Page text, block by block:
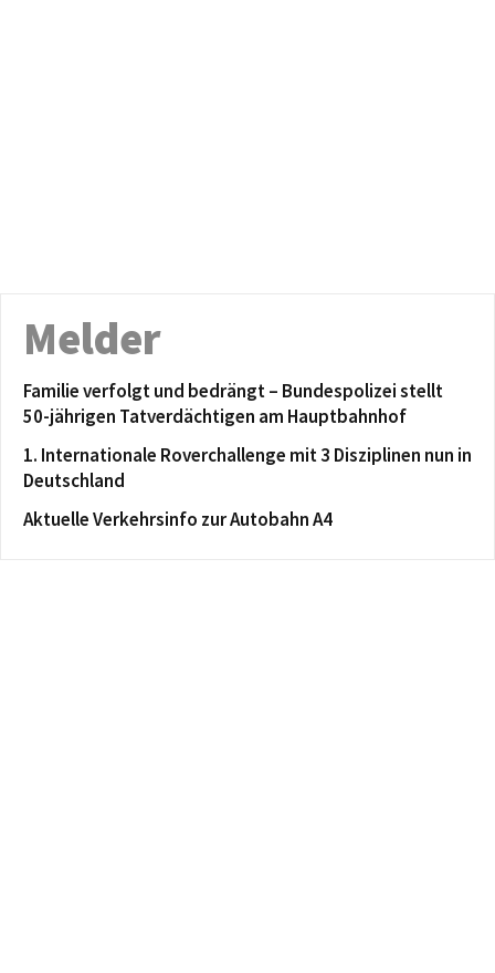
Melder
Familie verfolgt und bedrängt – Bundespolizei stellt
50-jährigen Tatverdächtigen am Hauptbahnhof
1. Internationale Roverchallenge mit 3 Disziplinen nun in
Deutschland
Aktuelle Verkehrsinfo zur Autobahn A4